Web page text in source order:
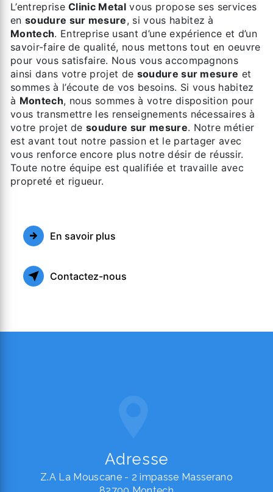
L’entrepriseClinic Metal vous propose ses services
en soudure sur mesure, si vous habitez à
Montech. Entreprise usant d’une expérience et d’un
savoir-faire de qualité, nous mettons tout en oeuvre
pour vous satisfaire. Nous vous accompagnons
ainsi dans votre projet de soudure sur mesure et
sommes à l’écoute de vos besoins. Si vous habitez
à Montech, nous sommes à votre disposition pour
vous transmettre les renseignements nécessaires à
votre projet desoudure sur mesure. Notre métier
est avant tout notre passion et le partager avec
vous renforce encore plus notre désir de réussir.
Toute notre équipe est qualifiée et travaille avec
propreté et rigueur.
En savoir plus
Contactez-nous
Adresse
Z.A La Mouscane - 2 impasse Masserano